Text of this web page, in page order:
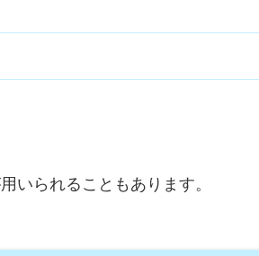
いられることもあります。